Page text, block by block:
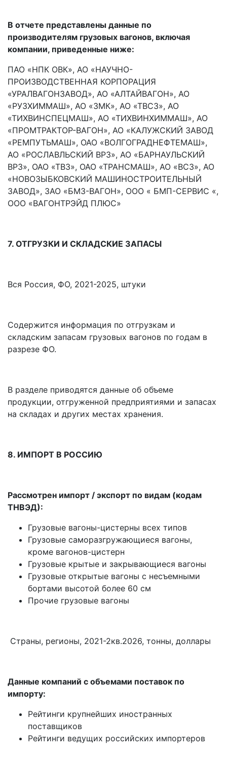
В отчете представлены данные по
производителям грузовых вагонов, включая
компании, приведенные ниже:
ПАО «НПК ОВК», АО «НАУЧНО-
ПРОИЗВОДСТВЕННАЯ КОРПОРАЦИЯ
«УРАЛВАГОНЗАВОД», АО «АЛТАЙВАГОН», АО
«РУЗХИММАШ», АО «ЗМК», АО «ТВСЗ», АО
«ТИХВИНСПЕЦМАШ», АО «ТИХВИНХИММАШ», АО
«ПРОМТРАКТОР-ВАГОН», АО «КАЛУЖСКИЙ ЗАВОД
«РЕМПУТЬМАШ», ОАО «ВОЛГОГРАДНЕФТЕМАШ»,
АО «РОСЛАВЛЬСКИЙ ВРЗ», АО «БАРНАУЛЬСКИЙ
ВРЗ», ОАО «ТВЗ», ОАО «ТРАНСМАШ», АО «ВСЗ», АО
«НОВОЗЫБКОВСКИЙ МАШИНОСТРОИТЕЛЬНЫЙ
ЗАВОД», ЗАО «БМЗ-ВАГОН», ООО « БМП-СЕРВИС «,
ООО «ВАГОНТРЭЙД ПЛЮС»
7. ОТГРУЗКИ И СКЛАДСКИЕ ЗАПАСЫ
Вся Россия, ФО, 2021-2025, штуки
Содержится информация по отгрузкам и
складским запасам грузовых вагонов по годам в
разрезе ФО.
В разделе приводятся данные об объеме
продукции, отгруженной предприятиями и запасах
на складах и других местах хранения.
8. ИМПОРТ В РОССИЮ
Рассмотрен импорт / экспорт по видам (кодам
ТНВЭД):
Грузовые вагоны-цистерны всех типов
Грузовые саморазгружающиеся вагоны,
кроме вагонов-цистерн
Грузовые крытые и закрывающиеся вагоны
Грузовые открытые вагоны с несъемными
бортами высотой более 60 см
Прочие грузовые вагоны
Страны, регионы, 2021-2кв.2026, тонны, доллары
Данные компаний с объемами поставок по
импорту:
Рейтинги крупнейших иностранных
поставщиков
Рейтинги ведущих российских импортеров